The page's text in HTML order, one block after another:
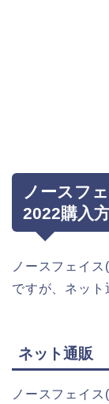
ノースフ
2022購入
ノースフェイ
ですが、ネット
ネット通販
ノースフェイ